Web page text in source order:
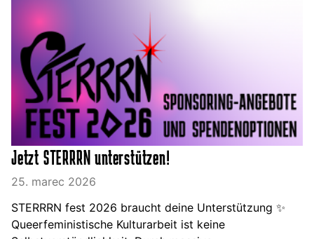
Jetzt STERRRN unterstützen!
25. marec 2026
STERRRN fest 2026 braucht deine Unterstützung ✨
Queerfeministische Kulturarbeit ist keine